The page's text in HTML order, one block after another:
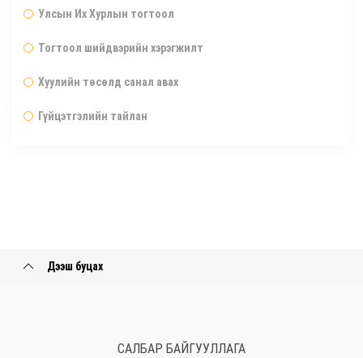
Улсын Их Хурлын тогтоол
Тогтоол шийдвэрийн хэрэгжилт
Хуулийн төсөлд санал авах
Гүйцэтгэлийн тайлан
Дээш буцах
САЛБАР БАЙГУУЛЛАГА